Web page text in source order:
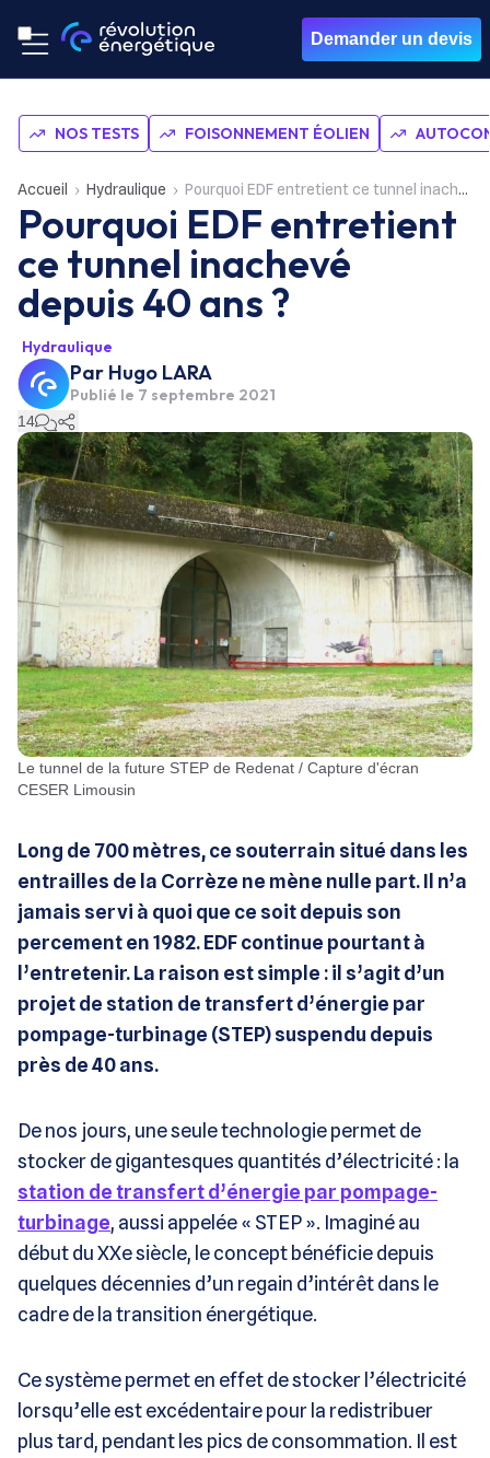
Demander un devis
NOS TESTS FOISONNEMENT ÉOLIEN
Accueil Hydraulique Pourquoi EDF entretient ce tunnel inachevé depuis 40 ans ?
Pourquoi EDF entretient
ce tunnel inachevé
depuis 40 ans ?
Hydraulique
Par Hugo LARA
Publié le 7 septembre 2021
14
Le tunnel de la future STEP de Redenat / Capture d'écran
CESER Limousin
Long de 700 mètres, ce souterrain situé dans les
entrailles de la Corrèze ne mène nulle part. Il n’a
jamais servi à quoi que ce soit depuis son
percement en 1982. EDF continue pourtant à
l’entretenir. La raison est simple : il s’agit d’un
projet de station de transfert d’énergie par
pompage-turbinage (STEP) suspendu depuis
près de 40 ans.
De nos jours, une seule technologie permet de
stocker de gigantesques quantités d’électricité : la
station de transfert d’énergie par pompage-
turbinage, aussi appelée « STEP ». Imaginé au
début du XXe siècle, le concept bénéficie depuis
quelques décennies d’un regain d’intérêt dans le
cadre de la transition énergétique.
Ce système permet en effet de stocker l’électricité
lorsqu’elle est excédentaire pour la redistribuer
plus tard, pendant les pics de consommation. Il est